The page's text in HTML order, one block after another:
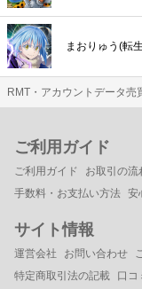
まおりゅう(転
RMT・アカウントデータ売
ご利用ガイド
ご利用ガイド お取引の流
手数料・お支払い方法 安
サイト情報
運営会社 お問い合わせ
特定商取引法の記載
口コ